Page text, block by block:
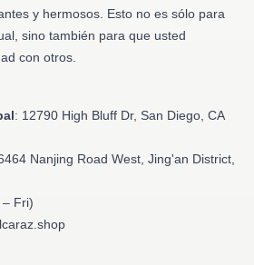
y hermosos. Esto no es sólo para
sino también para que usted
con otros.
: 12790 High Bluff Dr, San Diego, CA
Nanjing Road West, Jing'an District,
Fri)